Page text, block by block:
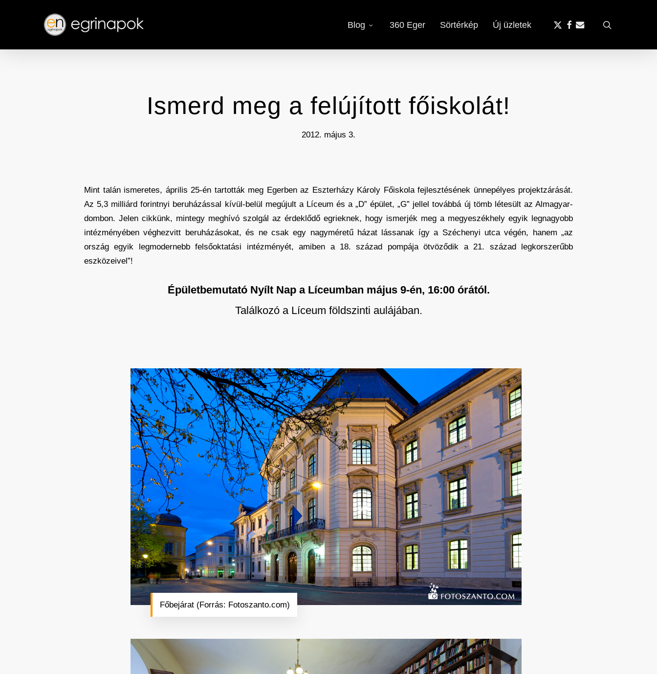
content
Blog 360 Eger Sörtérkép Új üzletek
x-
facebook
email
Ismerd meg a felújított főiskolát!
2012. május 3.
Mint talán ismeretes, április 25-én tartották meg Egerben az Eszterházy Károly Főiskola fejlesztésének ünnepélyes projektzárását.
Az 5,3 milliárd forintnyi beruházással kívül-belül megújult a Líceum és a „D” épület, „G” jellel továbbá új tömb létesült az Almagyar-
dombon. Jelen cikkünk, mintegy meghívó szolgál az érdeklődő egrieknek, hogy ismerjék meg a megyeszékhely egyik legnagyobb
intézményében véghezvitt beruházásokat, és ne csak egy nagyméretű házat lássanak így a Széchenyi utca végén, hanem „az
ország egyik legmodernebb felsőoktatási intézményét, amiben a 18. század pompája ötvöződik a 21. század legkorszerűbb
eszközeivel”!
Épületbemutató Nyílt Nap a Líceumban május 9-én, 16:00 órától.
Találkozó a Líceum földszinti aulájában.
Főbejárat (Forrás: Fotoszanto.com)